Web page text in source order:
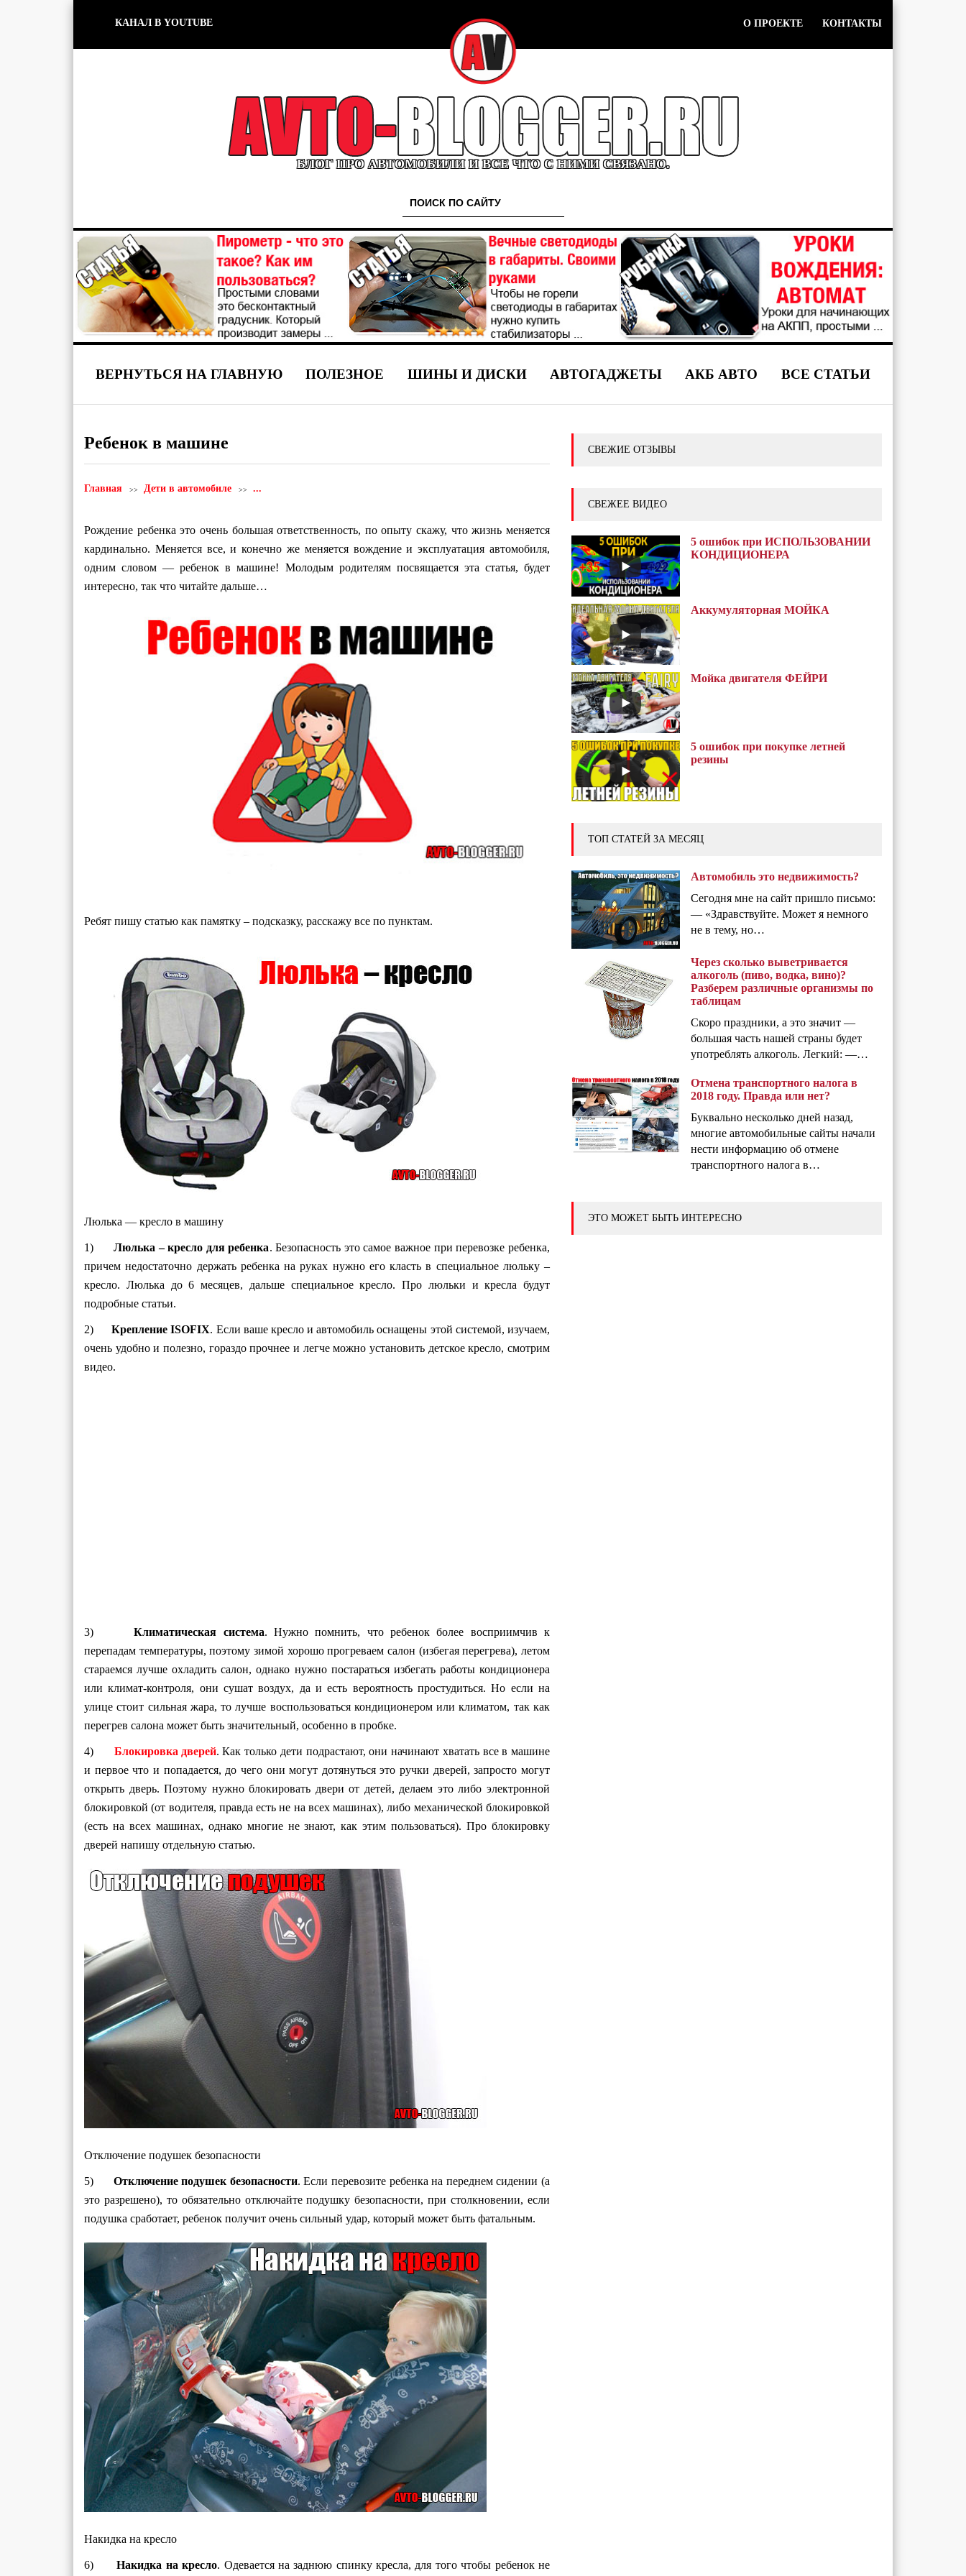
КАНАЛ В YOUTUBE О ПРОЕКТЕ КОНТАКТЫ
БЛОГ ПРО АВТОМОБИЛИ И ВСЕ ЧТО С НИМИ СВЯЗАНО.
ВЕРНУТЬСЯ НА ГЛАВНУЮ ПОЛЕЗНОЕ ШИНЫ И ДИСКИ АВТОГАДЖЕТЫ АКБ АВТО ВСЕ СТАТЬИ
Ребенок в машине
Главная Дети в автомобиле ...
Рождение ребенка это очень большая ответственность, по опыту скажу, что жизнь меняется
кардинально. Меняется все, и конечно же меняется вождение и эксплуатация автомобиля,
одним словом — ребенок в машине! Молодым родителям посвящается эта статья, будет
интересно, так что читайте дальше…
Ребят пишу статью как памятку – подсказку, расскажу все по пунктам.
Люлька — кресло в машину
1) Люлька – кресло для ребенка. Безопасность это самое важное при перевозке ребенка,
причем недостаточно держать ребенка на руках нужно его класть в специальное люльку –
кресло. Люлька до 6 месяцев, дальше специальное кресло. Про люльки и кресла будут
подробные статьи.
2)Крепление ISOFIX. Если ваше кресло и автомобиль оснащены этой системой, изучаем,
очень удобно и полезно, гораздо прочнее и легче можно установить детское кресло, смотрим
видео.
3)Климатическая система. Нужно помнить, что ребенок более восприимчив к
перепадам температуры, поэтому зимой хорошо прогреваем салон (избегая перегрева), летом
стараемся лучше охладить салон, однако нужно постараться избегать работы кондиционера
или климат-контроля, они сушат воздух, да и есть вероятность простудиться. Но если на
улице стоит сильная жара, то лучше воспользоваться кондиционером или климатом, так как
перегрев салона может быть значительный, особенно в пробке.
4) Блокировка дверей. Как только дети подрастают, они начинают хватать все в машине
и первое что и попадается, до чего они могут дотянуться это ручки дверей, запросто могут
открыть дверь. Поэтому нужно блокировать двери от детей, делаем это либо электронной
блокировкой (от водителя, правда есть не на всех машинах), либо механической блокировкой
(есть на всех машинах, однако многие не знают, как этим пользоваться). Про блокировку
дверей напишу отдельную статью.
Отключение подушек безопасности
5) Отключение подушек безопасности. Если перевозите ребенка на переднем сидении (а
это разрешено), то обязательно отключайте подушку безопасности, при столкновении, если
подушка сработает, ребенок получит очень сильный удар, который может быть фатальным.
Накидка на кресло
6)Накидка на кресло. Одевается на заднюю спинку кресла, для того чтобы ребенок не
СВЕЖИЕ ОТЗЫВЫ
СВЕЖЕЕ ВИДЕО
5 ошибок при ИСПОЛЬЗОВАНИИ
КОНДИЦИОНЕРА
Аккумуляторная МОЙКА
Мойка двигателя ФЕЙРИ
5 ошибок при покупке летней
резины
ТОП СТАТЕЙ ЗА МЕСЯЦ
Автомобиль это недвижимость?
Сегодня мне на сайт пришло письмо:
— «Здравствуйте. Может я немного
не в тему, но…
Через сколько выветривается
алкоголь (пиво, водка, вино)?
Разберем различные организмы по
таблицам
Скоро праздники, а это значит —
большая часть нашей страны будет
употреблять алкоголь. Легкий: —…
Отмена транспортного налога в
2018 году. Правда или нет?
Буквально несколько дней назад,
многие автомобильные сайты начали
нести информацию об отмене
транспортного налога в…
ЭТО МОЖЕТ БЫТЬ ИНТЕРЕСНО